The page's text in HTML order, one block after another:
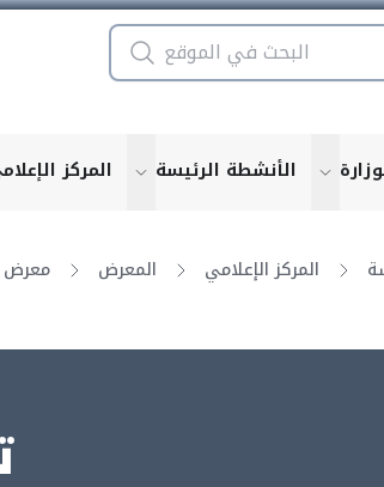
show submenu for "More"
الأنشطة الرئيسة for "More"
المركز
المركز الإعلامي المعرض معرض